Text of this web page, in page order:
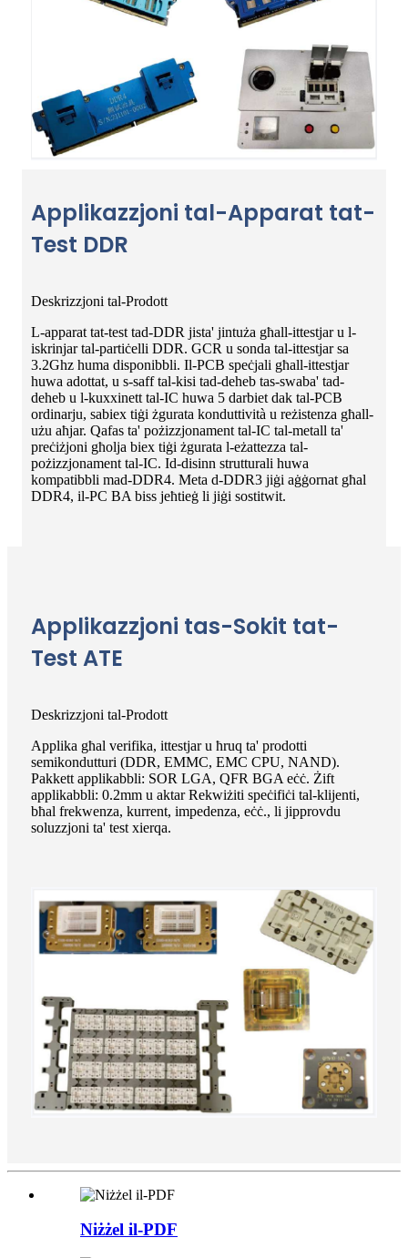
Applikazzjoni tal-Apparat tat-
Test DDR
Deskrizzjoni tal-Prodott
L-apparat tat-test tad-DDR jista' jintuża għall-ittestjar u l-
iskrinjar tal-partiċelli DDR. GCR u sonda tal-ittestjar sa
3.2Ghz huma disponibbli. Il-PCB speċjali għall-ittestjar
huwa adottat, u s-saff tal-kisi tad-deheb tas-swaba' tad-
deheb u l-kuxxinett tal-IC huwa 5 darbiet dak tal-PCB
ordinarju, sabiex tiġi żgurata konduttività u reżistenza għall-
użu aħjar. Qafas ta' pożizzjonament tal-IC tal-metall ta'
preċiżjoni għolja biex tiġi żgurata l-eżattezza tal-
pożizzjonament tal-IC. Id-disinn strutturali huwa
kompatibbli mad-DDR4. Meta d-DDR3 jiġi aġġornat għal
DDR4, il-PC BA biss jeħtieġ li jiġi sostitwit.
Applikazzjoni tas-Sokit tat-
Test ATE
Deskrizzjoni tal-Prodott
Applika għal verifika, ittestjar u ħruq ta' prodotti
semikondutturi (DDR, EMMC, EMC CPU, NAND).
Pakkett applikabbli: SOR LGA, QFR BGA eċċ. Żift
applikabbli: 0.2mm u aktar Rekwiżiti speċifiċi tal-klijenti,
bħal frekwenza, kurrent, impedenza, eċċ., li jipprovdu
soluzzjoni ta' test xierqa.
Niżżel il-PDF